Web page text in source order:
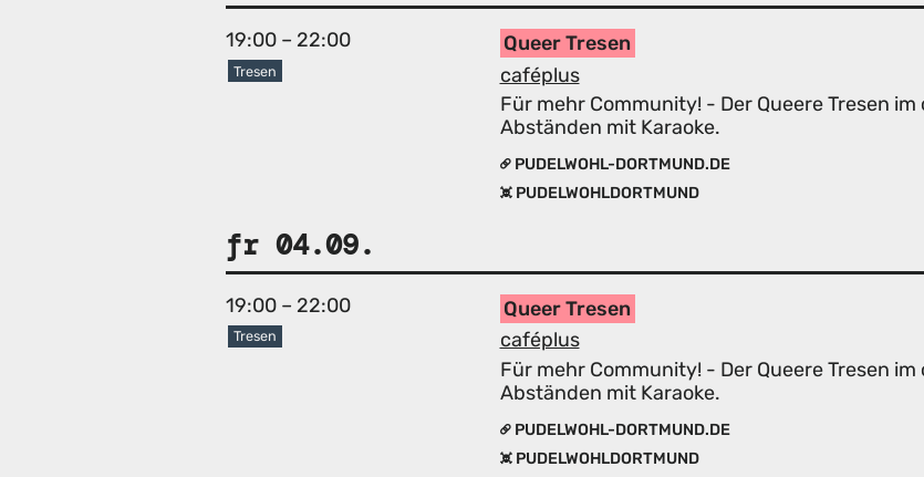
Queer Tresen
caféplus
19:00 – 22:00
Tresen
Für mehr Community! - Der Queere Tresen
Abständen mit Karaoke.
PUDELWOHL-DORTMUND.DE
PUDELWOHLDORTMUND
fr 04.09.
Queer Tresen
caféplus
19:00 – 22:00
Tresen
Für mehr Community! - Der Queere Tresen
Abständen mit Karaoke.
PUDELWOHL-DORTMUND.DE
PUDELWOHLDORTMUND